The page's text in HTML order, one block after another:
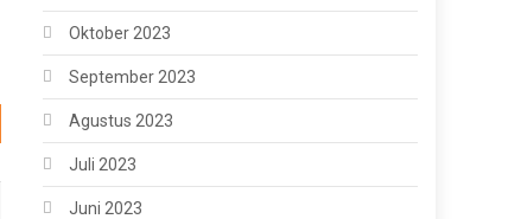
Oktober 2023
September 2023
Agustus 2023
Juli 2023
Juni 2023